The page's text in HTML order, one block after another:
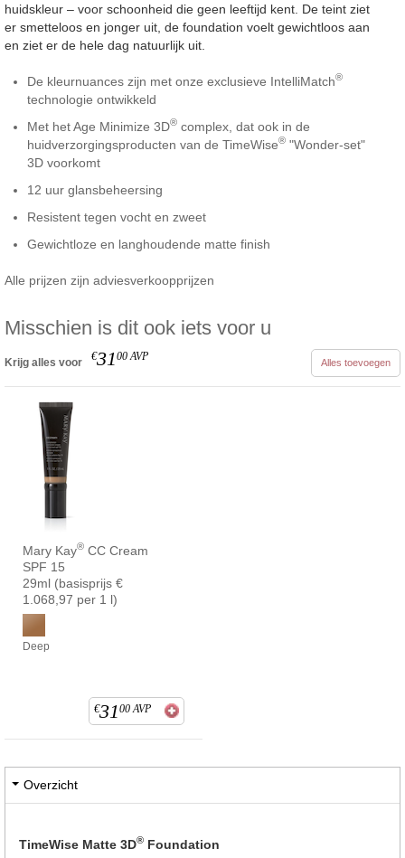
huidskleur – voor schoonheid die geen leeftijd kent. De teint ziet
er smetteloos en jonger uit, de foundation voelt gewichtloos aan
en ziet er de hele dag natuurlijk uit.
De kleurnuances zijn met onze exclusieve IntelliMatch®
technologie ontwikkeld
Met het Age Minimize 3D® complex, dat ook in de
huidverzorgingsproducten van de TimeWise® "Wonder-set"
3D voorkomt
12 uur glansbeheersing
Resistent tegen vocht en zweet
Gewichtloze en langhoudende matte finish
Alle prijzen zijn adviesverkoopprijzen
Misschien is dit ook iets voor u
Krijg alles voor €31 00 AVP Alles toevoegen
Mary Kay® CC Cream
SPF 15
29ml (basisprijs €
1.068,97 per 1 l)
Deep
€31 00 AVP
Overzicht
TimeWise Matte 3D® Foundation